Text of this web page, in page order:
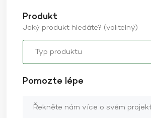
Produkt
Jaký produkt hledáte? (volitelný)
Pomozte lépe